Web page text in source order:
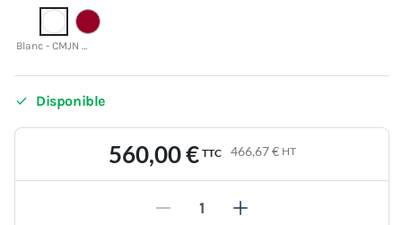
Blanc - CMJN 0 0 0 0
 Disponible
560,00 € TTC 466,67 € HT
- +